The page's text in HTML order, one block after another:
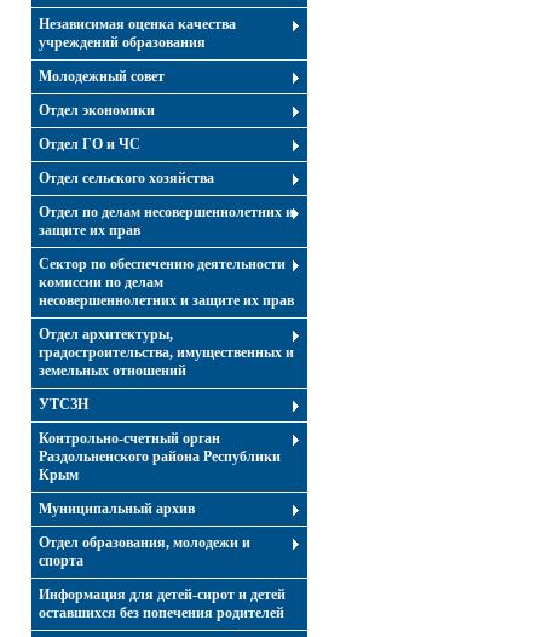
Независимая оценка качества
учреждений образования
Молодежный совет
Отдел экономики
Отдел ГО и ЧС
Отдел сельского хозяйства
Отдел по делам несовершеннолетних и
защите их прав
Сектор по обеспечению деятельности
комиссии по делам
несовершеннолетних и защите их прав
Отдел архитектуры,
градостроительства, имущественных и
земельных отношений
УТСЗН
Контрольно-счетный орган
Раздольненского района Республики
Крым
Муниципальный архив
Отдел образования, молодежи и
спорта
Информация для детей-сирот и детей
оставшихся без попечения родителей